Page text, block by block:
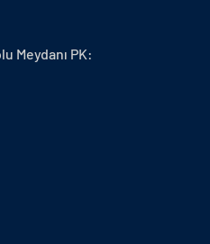
Meydanı PK: